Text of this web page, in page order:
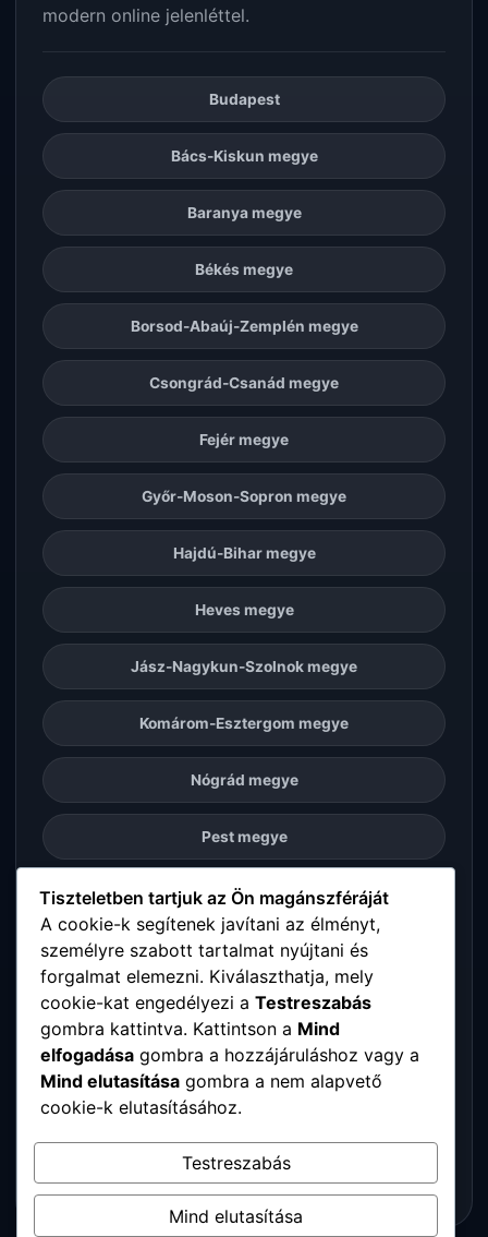
modern online jelenléttel.
Budapest
Bács-Kiskun megye
Baranya megye
Békés megye
Borsod-Abaúj-Zemplén megye
Csongrád-Csanád megye
Fejér megye
Győr-Moson-Sopron megye
Hajdú-Bihar megye
Heves megye
Jász-Nagykun-Szolnok megye
Komárom-Esztergom megye
Nógrád megye
Pest megye
Somogy megye
Szabolcs-Szatmár-Bereg megye
Tolna megye
Vas megye
Veszprém megye
Zala megye
Tiszteletben tartjuk az Ön magánszféráját
A cookie-k segítenek javítani az élményt,
személyre szabott tartalmat nyújtani és
forgalmat elemezni. Kiválaszthatja, mely
cookie-kat engedélyezi a Testreszabás
gombra kattintva. Kattintson a Mind
elfogadása gombra a hozzájáruláshoz vagy a
Mind elutasítása gombra a nem alapvető
cookie-k elutasításához.
Testreszabás
Mind elutasítása